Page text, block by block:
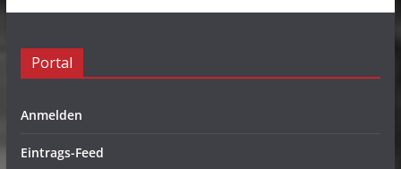
Portal
Anmelden
Eintrags-Feed